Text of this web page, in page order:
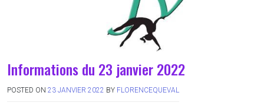
Informations du 23 janvier 2022
POSTED ON 23 JANVIER 2022 BY FLORENCEQUEVAL